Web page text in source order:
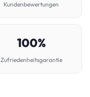
Kundenbewertungen
100%
Zufriedenheitsgarantie